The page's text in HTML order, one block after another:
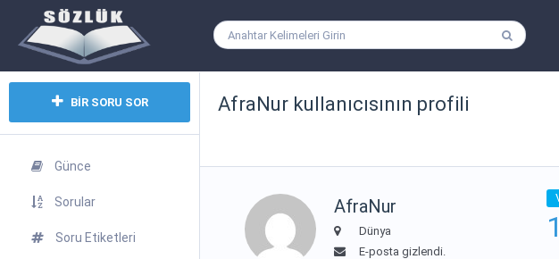
BİR SORU SOR
Günce
Sorular
Soru Etiketleri
AfraNur kullanıcısının profili
AfraNur
Dünya
E-posta gizlendi.
1